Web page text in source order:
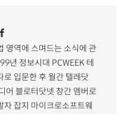
영역에 스며드는 소식에 관
년 정보시대 PCWEEK 테
로 입문한 후 월간 텔레닷
어 블로터닷넷 창간 멤버로
자 잡지 마이크로소프트웨